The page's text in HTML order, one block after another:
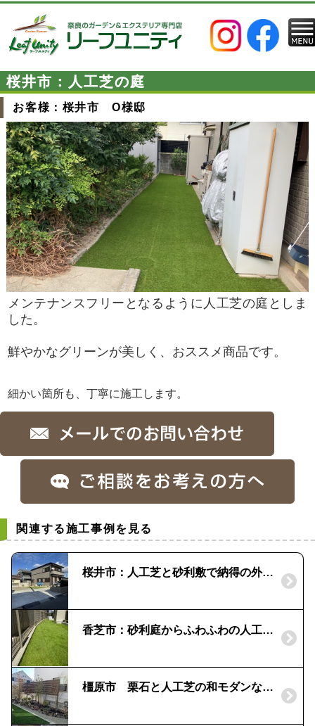
桜井市：人工芝の庭
お客様：桜井市 O様邸
メンテナンスフリーとなるように人工芝の庭としま
した。
鮮やかなグリーンが美しく、おススメ商品です。
細かい箇所も、丁寧に施工します。
関連する施工事例を見る
桜井市：人工芝と砂利敷で納得の外構リフォーム
香芝市：砂利庭からふわふわの人工芝庭へ
橿原市 栗石と人工芝の和モダンなお庭